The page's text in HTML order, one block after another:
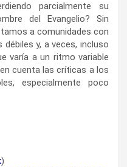
parcialmente su
del Evangelio? Sin
a comunidades con
y, a veces, incluso
varía a un ritmo variable
cuenta las críticas a los
especialmente poco
)